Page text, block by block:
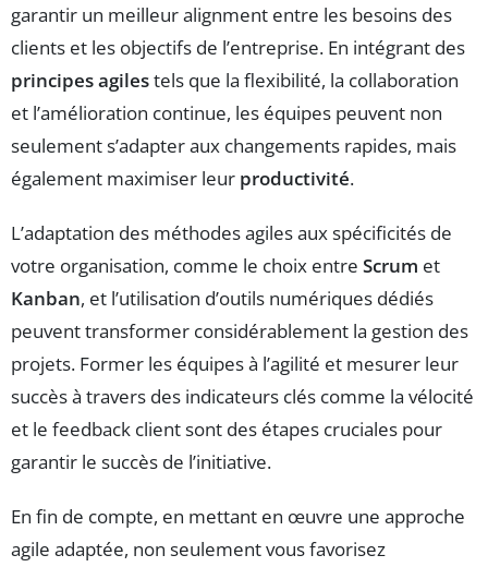
garantir un meilleur alignment entre les besoins des
clients et les objectifs de l’entreprise. En intégrant des
principes agilestels que la flexibilité, la collaboration
et l’amélioration continue, les équipes peuvent non
seulement s’adapter aux changements rapides, mais
également maximiser leur productivité.
L’adaptation des méthodes agiles aux spécificités de
votre organisation, comme le choix entre Scrum et
Kanban, et l’utilisation d’outils numériques dédiés
peuvent transformer considérablement la gestion des
projets. Former les équipes à l’agilité et mesurer leur
succès à travers des indicateurs clés comme la vélocité
et le feedback client sont des étapes cruciales pour
garantir le succès de l’initiative.
En fin de compte, en mettant en œuvre une approche
agile adaptée, non seulement vous favorisez